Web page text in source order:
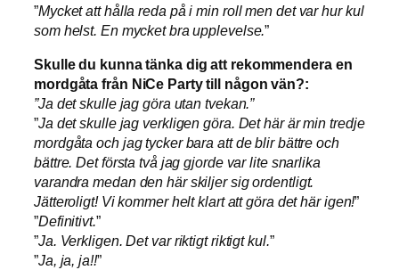
”Mycket att hålla reda på i min roll men det var hur kul
som helst. En mycket bra upplevelse.”
Skulle du kunna tänka dig att rekommendera en
mordgåta från NiCe Party till någon vän?:
”Ja det skulle jag göra utan tvekan.”
”Ja det skulle jag verkligen göra. Det här är min tredje
mordgåta och jag tycker bara att de blir bättre och
bättre. Det första två jag gjorde var lite snarlika
varandra medan den här skiljer sig ordentligt.
Jätteroligt! Vi kommer helt klart att göra det här igen!”
”Definitivt.”
”Ja. Verkligen. Det var riktigt riktigt kul.”
”Ja, ja, ja!!”